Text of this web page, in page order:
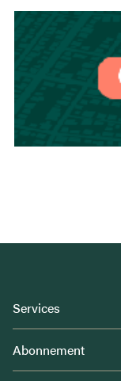
Services
Abonnement